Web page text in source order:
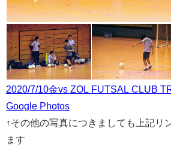
2020/7/10金vs ZOL FUTSAL CLUB
Google Photos
↑その他の写真につきましても上記リ
ます